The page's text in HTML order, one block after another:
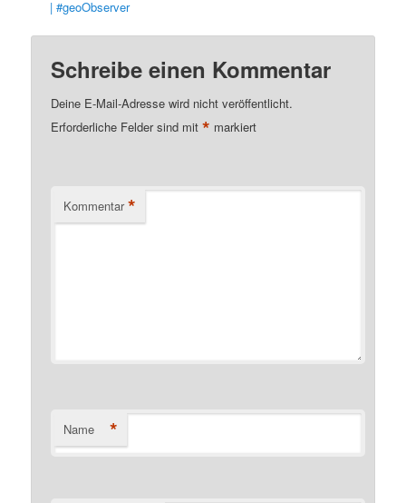
| #geoObserver
Schreibe einen Kommentar
Deine E-Mail-Adresse wird nicht veröffentlicht.
Erforderliche Felder sind mit* markiert
Kommentar *
Name *